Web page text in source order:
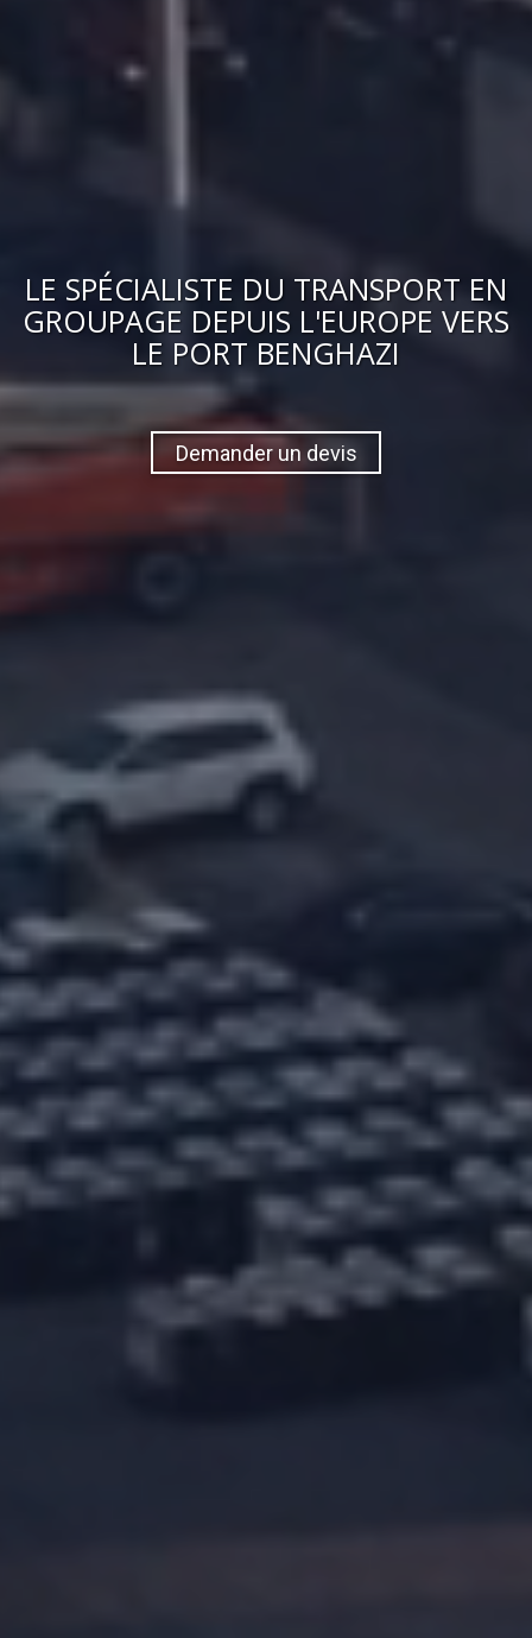
LE SPÉCIALISTE DU TRANSPORT EN
GROUPAGE DEPUIS L'EUROPE VERS
LE PORT BENGHAZI
Demander un devis